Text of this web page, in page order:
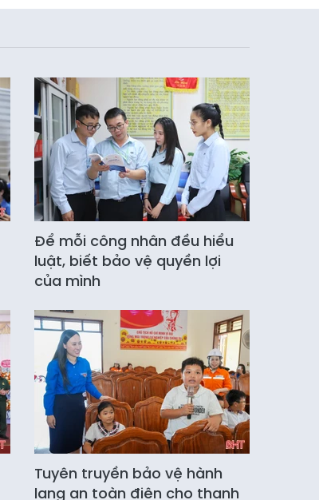
Để mỗi công nhân đều hiểu
luật, biết bảo vệ quyền lợi
của mình
Tuyên truyền bảo vệ hành
lang an toàn điện cho thanh